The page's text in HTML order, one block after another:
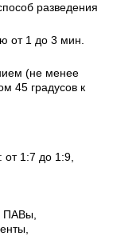
разведения
от 1 до 3 мин.
(не менее
45 градусов к
от 1:7 до 1:9,
ПАВы,